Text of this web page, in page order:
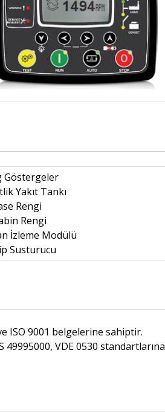
Göstergeler
Yakıt Tankı
Rengi
Rengi
İzleme Modülü
Susturucu
ISO 9001 belgelerine sahiptir.
49995000, VDE 0530 standartlarına